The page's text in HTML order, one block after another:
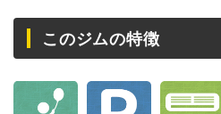
このジムの特徴